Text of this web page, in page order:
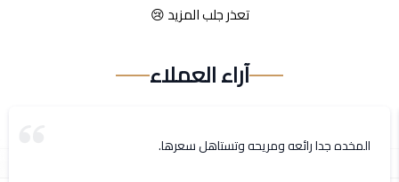
تعذر جلب المزيد 😢
آراء العملاء
المخده جدا رائعه ومريحه وتستاهل سعرها.